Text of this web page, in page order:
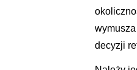
decyzji